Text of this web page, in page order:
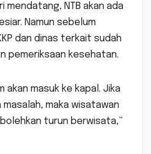
mendatang, NTB akan ada
Namun sebelum
dan dinas terkait sudah
pemeriksaan kesehatan.
akan masuk ke kapal. Jika
maka wisatawan
turun berwisata,”